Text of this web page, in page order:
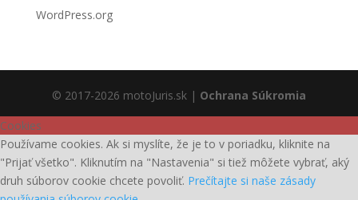
WordPress.org
© 2017-2026 motoJuris.sk | Ochrana Súkromia
Cookies
Používame cookies. Ak si myslíte, že je to v poriadku, kliknite na
"Prijať všetko". Kliknutím na "Nastavenia" si tiež môžete vybrať, aký
druh súborov cookie chcete povoliť. Prečítajte si naše zásady